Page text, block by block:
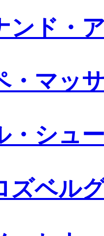
ンド・
・マッ
・シュ
ズベル